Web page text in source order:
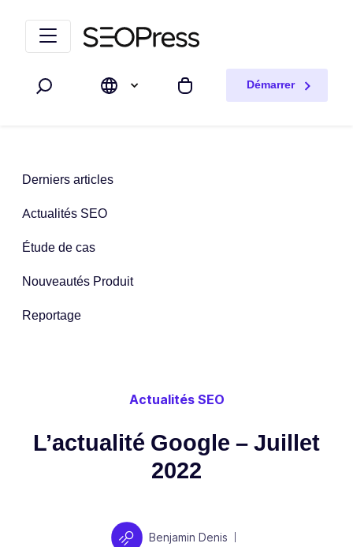
Rechercher Mon panier
Démarrer
Derniers articles
Actualités SEO
Étude de cas
Nouveautés Produit
Reportage
Actualités SEO
L’actualité Google – Juillet
2022
Auteur
Benjamin Denis